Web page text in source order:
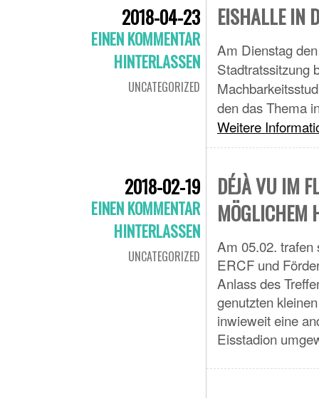
2018-04-23
EINEN KOMMENTAR
HINTERLASSEN
UNCATEGORIZED
EISHALLE IN
Am Dienstag
Stadtratssitzung
den das Thema
Weitere
2018-02-19
EINEN KOMMENTAR
HINTERLASSEN
UNCATEGORIZED
DÉJÀ VU IM
MÖGLICHEM
Am 05.02. trafen
ERCF und
Anlass des
genutzten
inwieweit eine
Eisstadion